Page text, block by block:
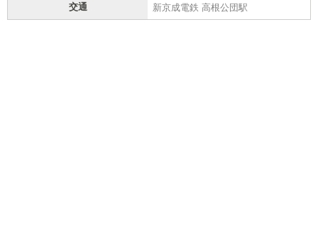
交通 新京成電鉄 高根公団駅